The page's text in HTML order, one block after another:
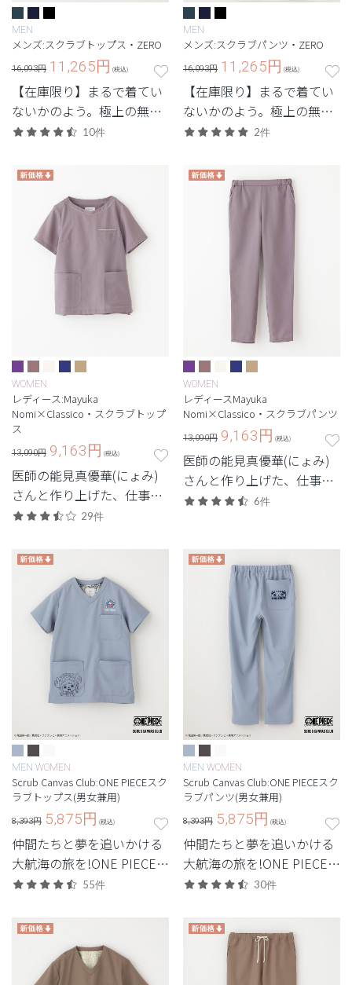
MEN
メンズ:スクラブトップス・ZERO
16,093円 11,265円 (税込)
【在庫限り】まるで着てい
ないかのよう。極上の無重
力体験を味わう次世代シリ
10件
MEN
メンズ:スクラブパンツ・ZERO
16,093円 11,265円 (税込)
【在庫限り】まるで着てい
ないかのよう。極上の無重
力体験を味わう次世代シリ
2件
WOMEN
レディース:Mayuka
Nomi×Classico・スクラブトップ
ス
13,090円 9,163円 (税込)
医師の能見真優華(にょみ)
さんと作り上げた、仕事場
でも「私らしい」大人可愛
29件
WOMEN
レディースMayuka
Nomi×Classico・スクラブパンツ
13,090円 9,163円 (税込)
医師の能見真優華(にょみ)
さんと作り上げた、仕事場
でも「私らしい」大人可愛
6件
MEN WOMEN
Scrub Canvas Club:ONE PIECEスク
ラブトップス(男女兼用)
8,393円 5,875円 (税込)
仲間たちと夢を追いかける
大航海の旅を!ONE PIECEコ
レクション。55件
MEN WOMEN
Scrub Canvas Club:ONE PIECEスク
ラブパンツ(男女兼用)
8,393円 5,875円 (税込)
仲間たちと夢を追いかける
大航海の旅を!ONE PIECEコ
レクション。30件